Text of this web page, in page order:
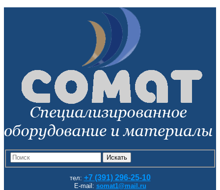
Искать
тел: +7 (391) 296-25-10
E-mail: somat1@mail.ru